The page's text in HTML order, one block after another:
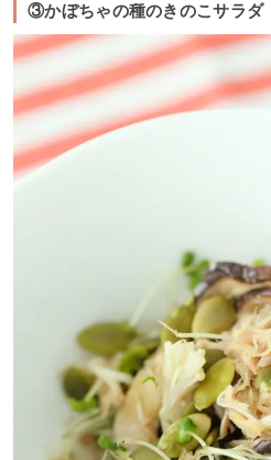
③かぼちゃの種のきのこサラダ